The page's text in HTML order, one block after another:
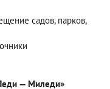
садов, парков,
— Миледи»